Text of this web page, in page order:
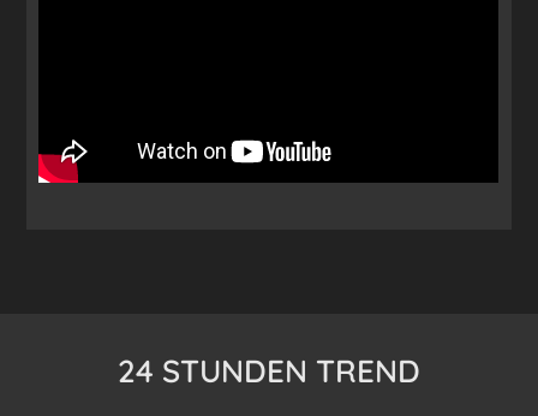
24 STUNDEN TREND